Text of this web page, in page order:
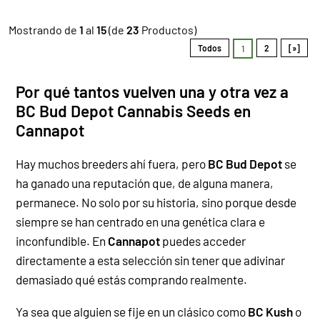
Mostrando de 1 al 15(de 23 Productos)
Todos 1 2 [»]
Por qué tantos vuelven una y otra vez a
BC Bud Depot Cannabis Seeds en
Cannapot
Hay muchos breeders ahí fuera, pero BC Bud Depot se
ha ganado una reputación que, de alguna manera,
permanece. No solo por su historia, sino porque desde
siempre se han centrado en una genética clara e
inconfundible. En Cannapot puedes acceder
directamente a esta selección sin tener que adivinar
demasiado qué estás comprando realmente.
Ya sea que alguien se fije en un clásico como BC Kush o